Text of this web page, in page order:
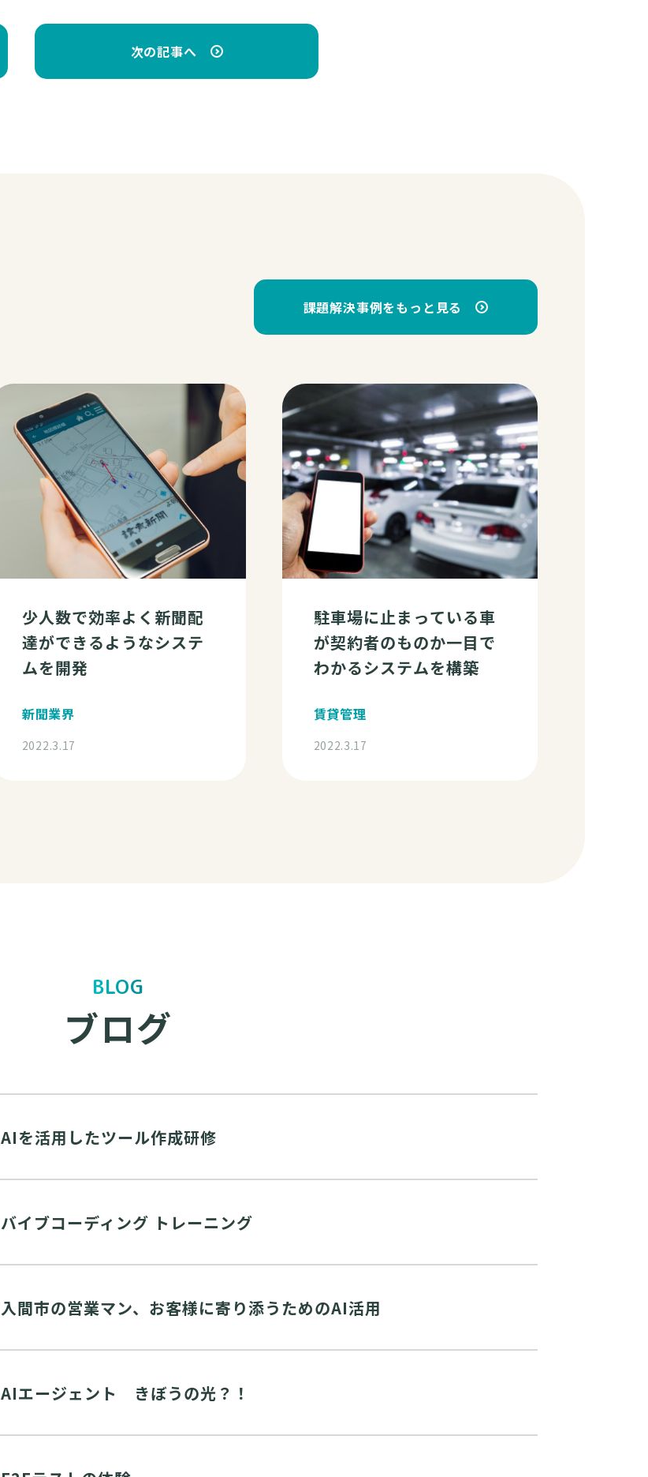
次の記事へ
少人数で効率よく新聞配
達ができるようなシステ
ムを開発
新聞業界
2022.3.17
駐車場に止まっている車
が契約者のものか一目で
わかるシステムを構築
賃貸管理
2022.3.17
課題解決事例をもっと見る
BLOG
ブログ
AIを活用したツール作成研修
バイブコーディング トレーニング
入間市の営業マン、お客様に寄り添うためのAI活用
AIエージェント きぼうの光？！